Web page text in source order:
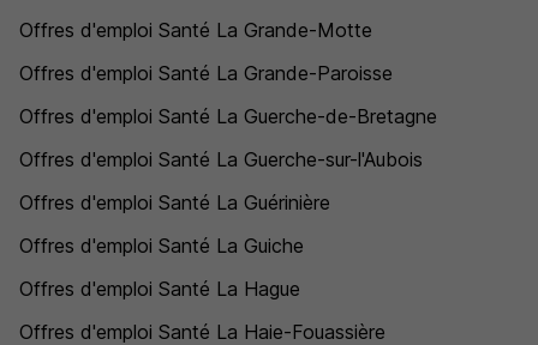
Offres d'emploi Santé La Grande-Motte
Offres d'emploi Santé La Grande-Paroisse
Offres d'emploi Santé La Guerche-de-Bretagne
Offres d'emploi Santé La Guerche-sur-l'Aubois
Offres d'emploi Santé La Guérinière
Offres d'emploi Santé La Guiche
Offres d'emploi Santé La Hague
Offres d'emploi Santé La Haie-Fouassière